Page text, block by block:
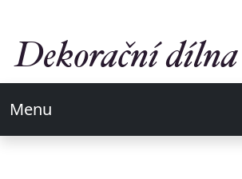
Menu